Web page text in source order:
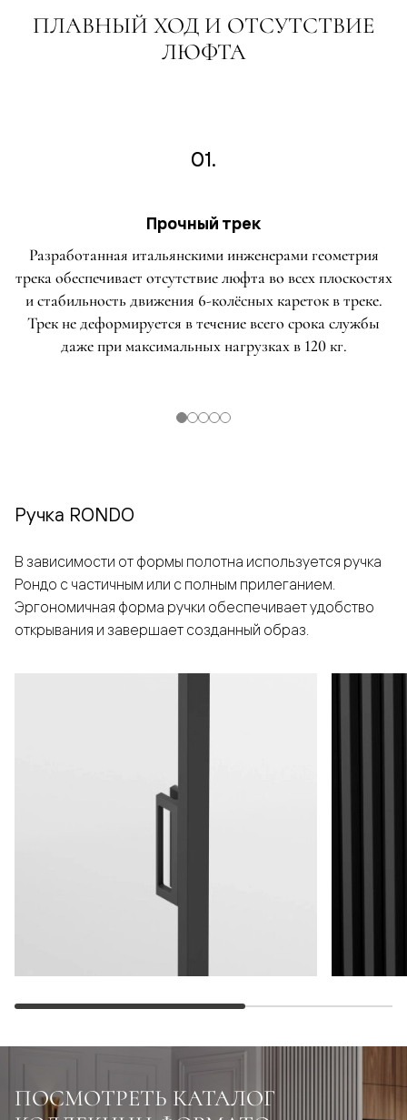
ПЛАВНЫЙ ХОД И ОТСУТСТВИЕ
ЛЮФТА
01.
Прочный трек
Разработанная итальянскими инженерами геометрия
трека обеспечивает отсутствие люфта во всех плоскостях
и стабильность движения 6-колёсных кареток в треке.
Трек не деформируется в течение всего срока службы
даже при максимальных нагрузках в 120 кг.
Ручка RONDO
В зависимости от формы полотна используется ручка
Рондо с частичным или с полным прилеганием.
Эргономичная форма ручки обеспечивает удобство
открывания и завершает созданный образ.
ПОСМОТРЕТЬ КАТАЛОГ